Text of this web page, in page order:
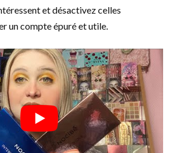
et désactivez celles
un compte épuré et utile.